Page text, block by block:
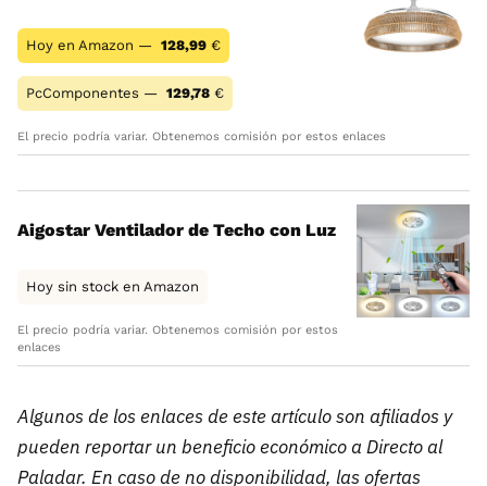
Hoy en Amazon — 128,99 €
PcComponentes — 129,78 €
El precio podría variar. Obtenemos comisión por estos enlaces
Aigostar Ventilador de Techo con Luz
Hoy sin stock en Amazon
El precio podría variar. Obtenemos comisión por estos
enlaces
Algunos de los enlaces de este artículo son afiliados y
pueden reportar un beneficio económico a Directo al
Paladar. En caso de no disponibilidad, las ofertas